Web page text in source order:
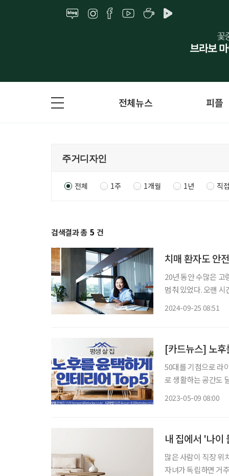
전체뉴스 피플
전체 1주 1개월 1년 직
검색결과 총 5 건
치매 환자도 안
20년 동안 수많은 고
멈춰 있었다. 오랜
2024-09-25 08:51
[카드뉴스] 노
50대를 기점으로 라
로 생활하는 공간도
2023-05-09 08:00
내 집에서 '나
많은 사람이 직장 위
자녀가 독립하면 거